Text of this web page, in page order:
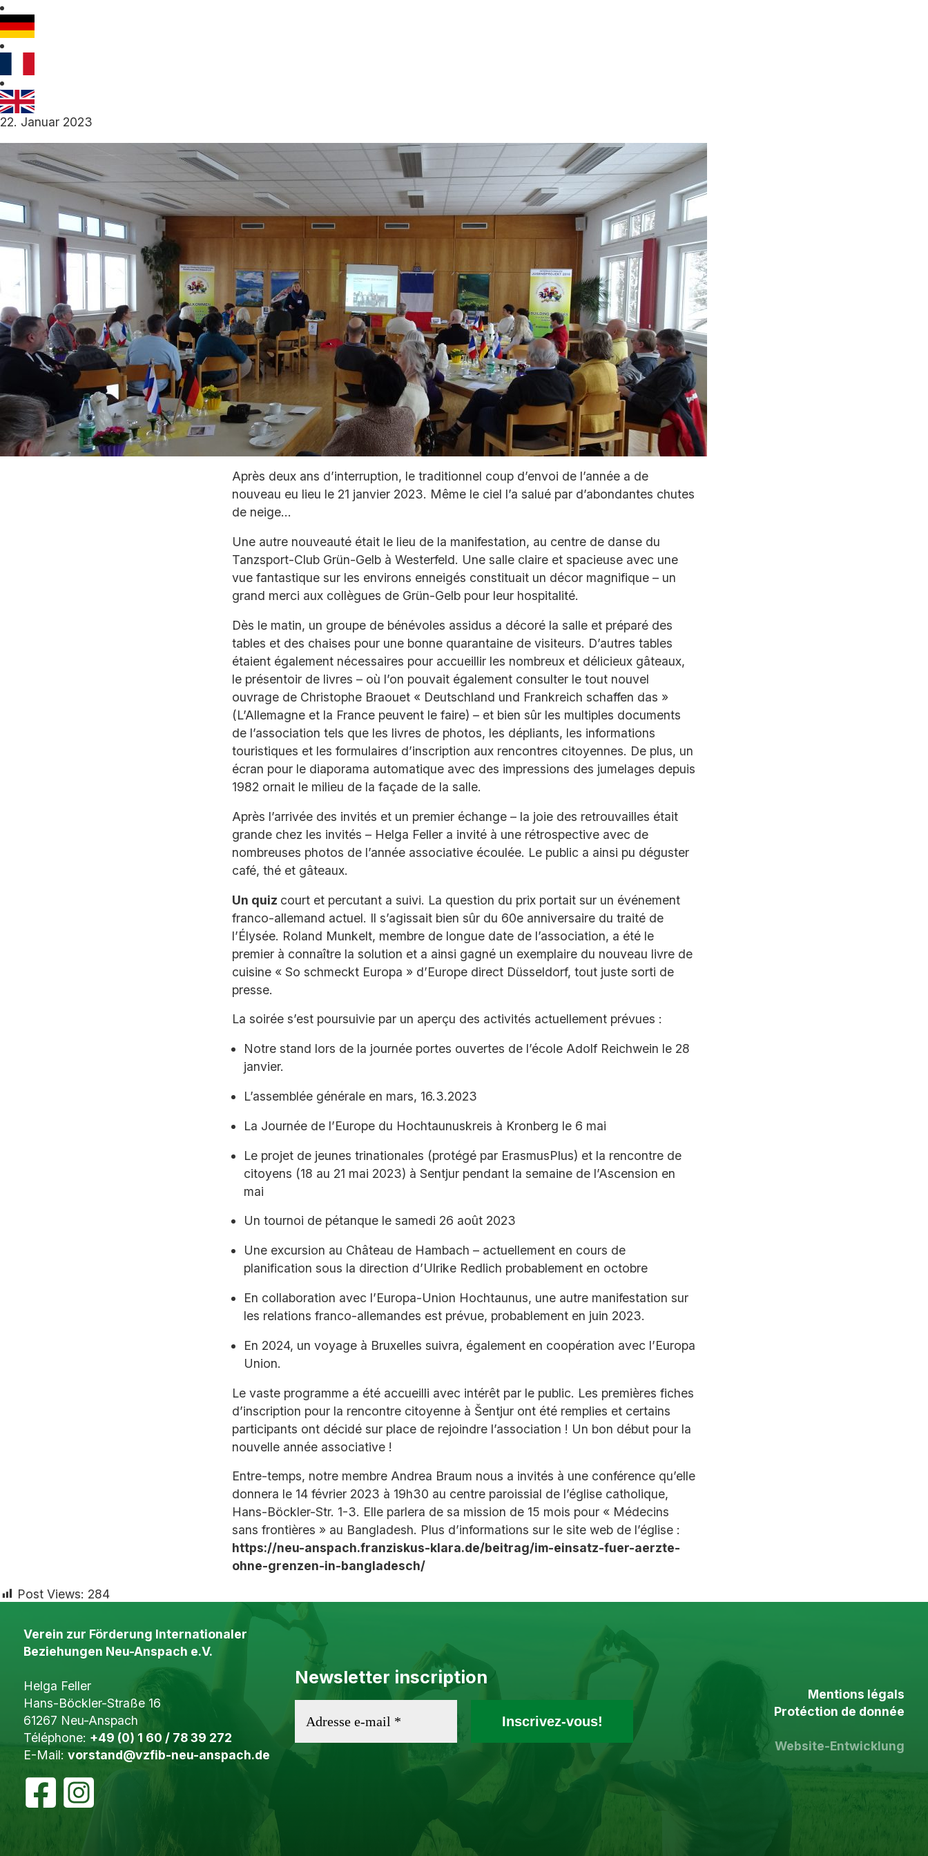
22. Januar 2023
Après deux ans d’interruption, le traditionnel coup d’envoi de l’année a de
nouveau eu lieu le 21 janvier 2023. Même le ciel l’a salué par d’abondantes chutes
de neige…
Une autre nouveauté était le lieu de la manifestation, au centre de danse du
Tanzsport-Club Grün-Gelb à Westerfeld. Une salle claire et spacieuse avec une
vue fantastique sur les environs enneigés constituait un décor magnifique – un
grand merci aux collègues de Grün-Gelb pour leur hospitalité.
Dès le matin, un groupe de bénévoles assidus a décoré la salle et préparé des
tables et des chaises pour une bonne quarantaine de visiteurs. D’autres tables
étaient également nécessaires pour accueillir les nombreux et délicieux gâteaux,
le présentoir de livres – où l’on pouvait également consulter le tout nouvel
ouvrage de Christophe Braouet « Deutschland und Frankreich schaffen das »
(L’Allemagne et la France peuvent le faire) – et bien sûr les multiples documents
de l’association tels que les livres de photos, les dépliants, les informations
touristiques et les formulaires d’inscription aux rencontres citoyennes. De plus, un
écran pour le diaporama automatique avec des impressions des jumelages depuis
1982 ornait le milieu de la façade de la salle.
Après l’arrivée des invités et un premier échange – la joie des retrouvailles était
grande chez les invités – Helga Feller a invité à une rétrospective avec de
nombreuses photos de l’année associative écoulée. Le public a ainsi pu déguster
café, thé et gâteaux.
Un quiz court et percutant a suivi. La question du prix portait sur un événement
franco-allemand actuel. Il s’agissait bien sûr du 60e anniversaire du traité de
l’Élysée. Roland Munkelt, membre de longue date de l’association, a été le
premier à connaître la solution et a ainsi gagné un exemplaire du nouveau livre de
cuisine « So schmeckt Europa » d’Europe direct Düsseldorf, tout juste sorti de
presse.
La soirée s’est poursuivie par un aperçu des activités actuellement prévues :
Notre stand lors de la journée portes ouvertes de l’école Adolf Reichwein le 28
janvier.
L’assemblée générale en mars, 16.3.2023
La Journée de l’Europe du Hochtaunuskreis à Kronberg le 6 mai
Le projet de jeunes trinationales (protégé par ErasmusPlus) et la rencontre de
citoyens (18 au 21 mai 2023) à Sentjur pendant la semaine de l’Ascension en
mai
Un tournoi de pétanque le samedi 26 août 2023
Une excursion au Château de Hambach – actuellement en cours de
planification sous la direction d’Ulrike Redlich probablement en octobre
En collaboration avec l’Europa-Union Hochtaunus, une autre manifestation sur
les relations franco-allemandes est prévue, probablement en juin 2023.
En 2024, un voyage à Bruxelles suivra, également en coopération avec l’Europa
Union.
Le vaste programme a été accueilli avec intérêt par le public. Les premières fiches
d’inscription pour la rencontre citoyenne à Šentjur ont été remplies et certains
participants ont décidé sur place de rejoindre l’association ! Un bon début pour la
nouvelle année associative !
Entre-temps, notre membre Andrea Braum nous a invités à une conférence qu’elle
donnera le 14 février 2023 à 19h30 au centre paroissial de l’église catholique,
Hans-Böckler-Str. 1-3. Elle parlera de sa mission de 15 mois pour « Médecins
sans frontières » au Bangladesh. Plus d’informations sur le site web de l’église :
https://neu-anspach.franziskus-klara.de/beitrag/im-einsatz-fuer-aerzte-
ohne-grenzen-in-bangladesch/
Post Views: 284
Verein zur Förderung Internationaler
Beziehungen Neu-Anspach e.V.
Helga Feller
Hans-Böckler-Straße 16
61267 Neu-Anspach
Téléphone: +49 (0) 1 60 / 78 39 272
E-Mail: vorstand@vzfib-neu-anspach.de
Newsletter inscription
Mentions légals
Protéction de donnée
Website-Entwicklung